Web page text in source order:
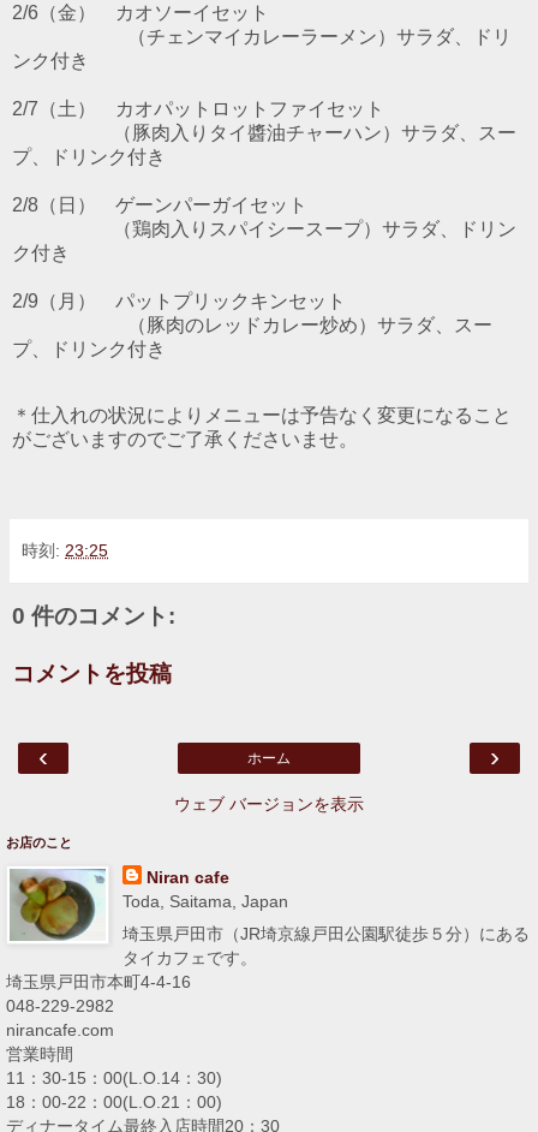
2/6（金） カオソーイ セット
（チェンマイカレーラーメン）サラダ、ドリ
ンク付き
2/7（土） カオパットロットファイ セット
（豚肉入りタイ醬油チャーハン）サラダ、スー
プ、ドリンク付き
2/8（日） ゲーンパーガイ セット
（鶏肉入りスパイシースープ）サラダ、ドリン
ク付き
2/9 （月） パットプリックキンセット
（豚肉のレッドカレー炒め）サラダ、スー
プ、ドリンク付き
＊仕入れの状況によりメニューは予告なく変更になること
がございますのでご了承くださいませ。
時刻: 23:25
0 件のコメント:
コメントを投稿
‹ ›
ホーム
ウェブ バージョンを表示
お店のこと
Niran cafe
Toda, Saitama, Japan
埼玉県戸田市（JR埼京線戸田公園駅徒歩５分）にある
タイカフェです。
埼玉県戸田市本町4-4-16
048-229-2982
nirancafe.com
営業時間
11：30-15：00(L.O.14：30)
18：00-22：00(L.O.21：00)
ディナータイム最終入店時間20：30